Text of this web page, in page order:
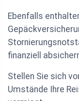
Ebenfalls
finanziell
Stellen Sie sich
Umstände Ihre